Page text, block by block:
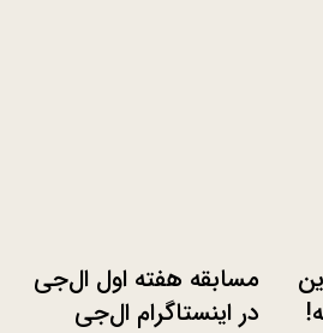
مسابقه هفته اول ال‌جی
در اینستاگرام ال‌جی